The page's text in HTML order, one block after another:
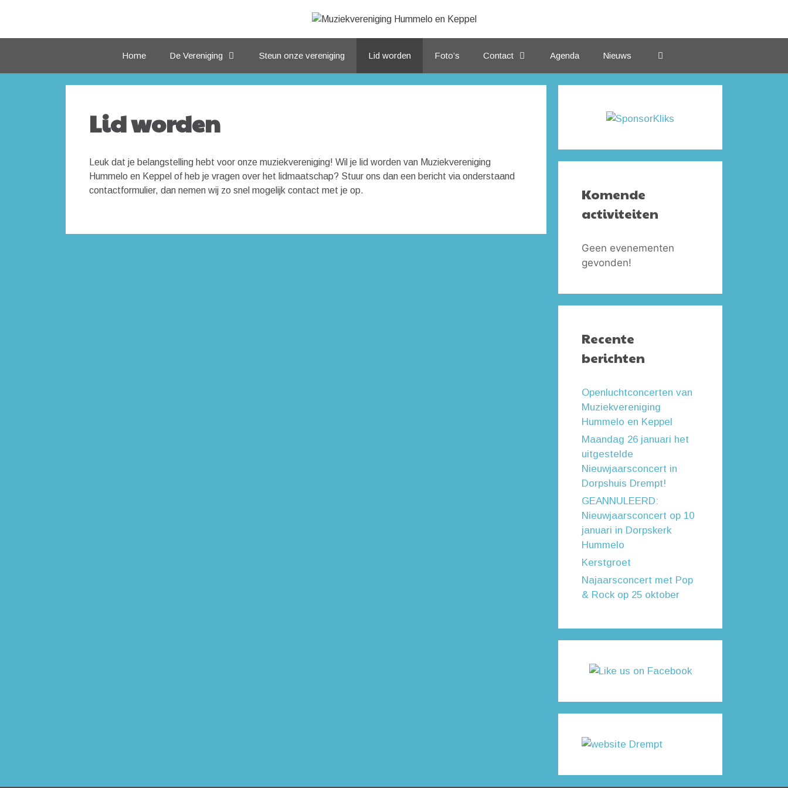
Home De Vereniging Steun onze vereniging Lid worden Foto’s Contact Agenda Nieuws
Lid worden
Leuk dat je belangstelling hebt voor onze muziekvereniging! Wil je lid worden van Muziekvereniging
Hummelo en Keppel of heb je vragen over het lidmaatschap? Stuur ons dan een bericht via onderstaand
contactformulier, dan nemen wij zo snel mogelijk contact met je op.
Komende
activiteiten
Geen evenementen
gevonden!
Recente
berichten
Openluchtconcerten van
Muziekvereniging
Hummelo en Keppel
Maandag 26 januari het
uitgestelde
Nieuwjaarsconcert in
Dorpshuis Drempt!
GEANNULEERD:
Nieuwjaarsconcert op 10
januari in Dorpskerk
Hummelo
Kerstgroet
Najaarsconcert met Pop
& Rock op 25 oktober